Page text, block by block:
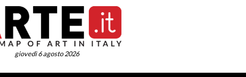
giovedì 6 agosto 2026